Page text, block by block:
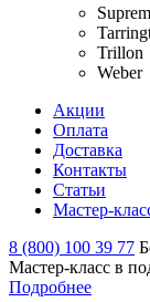
Trillon
Weber
Акции
Оплата
Доставка
Контакты
Статьи
Мастер-
8 (800) 100 39 77
Мастер-класс в
Подробнее